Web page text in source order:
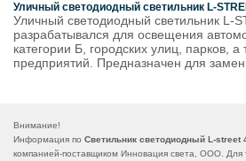
Уличный светодиодный светильник L-
Уличный светодиодный светильник L-
разрабатывался для освещения
категории Б, городских улиц, парков, а
предприятий. Предназначен для
Внимание!
Информация по Светильник светодиодный L-street
компанией-поставщиком Инновация света, ООО. Для